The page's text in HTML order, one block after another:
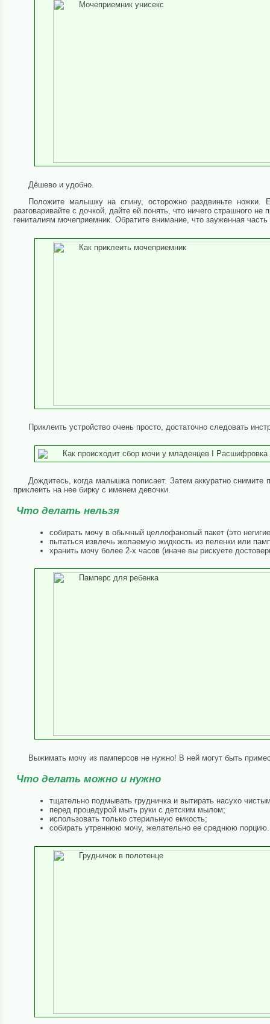
Дёшево и удобно.
Положите малышку на спину, осторожно раздвиньте ножки.
разговаривайте с дочкой, дайте ей понять, что ничего страшного
гениталиям мочеприемник. Обратите внимание, что зауженная
Приклеить устройство очень просто, достаточно следовать
Дождитесь, когда малышка пописает. Затем аккуратно снимите
приклеить на нее бирку с именем девочки.
Что делать нельзя
собирать мочу в обычный целлофановый пакет (это
пытаться извлечь желаемую жидкость из пеленки или
хранить мочу более 2-х часов (иначе вы рискуете
Выжимать мочу из памперсов не нужно! В ней могут быть
Что делать можно и нужно
тщательно подмывать грудничка и вытирать насухо
перед процедурой мыть руки с детским мылом;
использовать только стерильную емкость;
собирать утреннюю мочу, желательно ее среднюю порцию.